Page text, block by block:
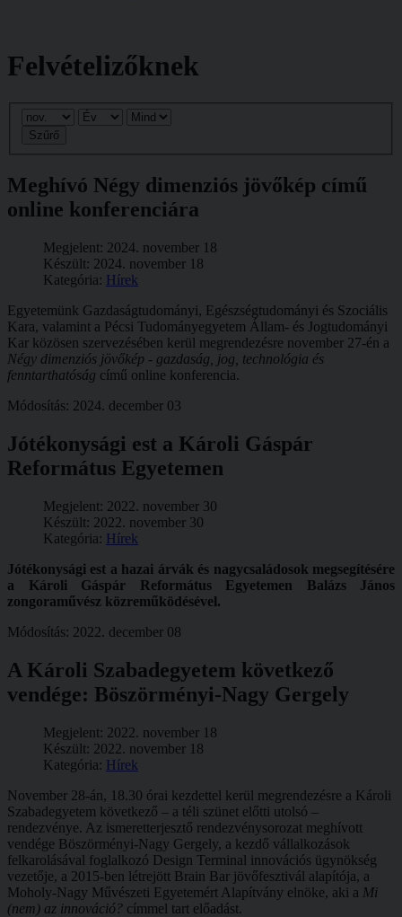
Felvételizőknek
Szűrő
Meghívó Négy dimenziós jövőkép című
online konferenciára
Megjelent: 2024. november 18
Készült: 2024. november 18
Kategória: Hírek
Egyetemünk Gazdaságtudományi, Egészségtudományi és Szociális
Kara, valamint a Pécsi Tudományegyetem Állam- és Jogtudományi
Kar közösen szervezésében kerül megrendezésre november 27-én a
Négy dimenziós jövőkép - gazdaság, jog, technológia és
fenntarthatóság című online konferencia.
Módosítás: 2024. december 03
Jótékonysági est a Károli Gáspár
Református Egyetemen
Megjelent: 2022. november 30
Készült: 2022. november 30
Kategória: Hírek
Jótékonysági est a hazai árvák és nagycsaládosok megsegítésére
a Károli Gáspár Református Egyetemen
Balázs János
zongoraművész közreműködésével.
Módosítás: 2022. december 08
A Károli Szabadegyetem következő
vendége: Böszörményi-Nagy Gergely
Megjelent: 2022. november 18
Készült: 2022. november 18
Kategória: Hírek
November 28-án, 18.30 órai kezdettel kerül megrendezésre a Károli
Szabadegyetem következő – a téli szünet előtti utolsó –
rendezvénye. Az ismeretterjesztő rendezvénysorozat meghívott
vendége Böszörményi-Nagy Gergely, a kezdő vállalkozások
felkarolásával foglalkozó Design Terminal innovációs ügynökség
vezetője, a 2015-ben létrejött Brain Bar jövőfesztivál alapítója, a
Moholy-Nagy Művészeti Egyetemért Alapítvány elnöke, aki a Mi
(nem) az innováció? címmel tart előadást.